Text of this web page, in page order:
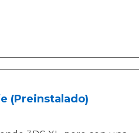
(Preinstalado)